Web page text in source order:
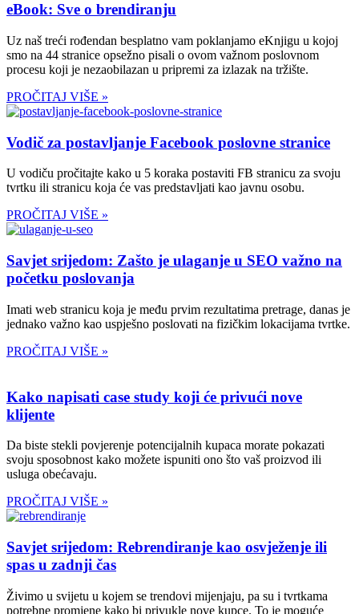
eBook: Sve o brendiranju
Uz naš treći rođendan besplatno vam poklanjamo eKnjigu u kojoj
smo na 44 stranice opsežno pisali o ovom važnom poslovnom
procesu koji je nezaobilazan u pripremi za izlazak na tržište.
PROČITAJ VIŠE »
Vodič za postavljanje Facebook poslovne stranice
U vodiču pročitajte kako u 5 koraka postaviti FB stranicu za svoju
tvrtku ili stranicu koja će vas predstavljati kao javnu osobu.
PROČITAJ VIŠE »
Savjet srijedom: Zašto je ulaganje u SEO važno na
početku poslovanja
Imati web stranicu koja je među prvim rezultatima pretrage, danas je
jednako važno kao uspješno poslovati na fizičkim lokacijama tvrtke.
PROČITAJ VIŠE »
Kako napisati case study koji će privući nove
klijente
Da biste stekli povjerenje potencijalnih kupaca morate pokazati
svoju sposobnost kako možete ispuniti ono što vaš proizvod ili
usluga obećavaju.
PROČITAJ VIŠE »
Savjet srijedom: Rebrendiranje kao osvježenje ili
spas u zadnji čas
Živimo u svijetu u kojem se trendovi mijenjaju, pa su i tvrtkama
potrebne promjene kako bi privukle nove kupce. To je moguće